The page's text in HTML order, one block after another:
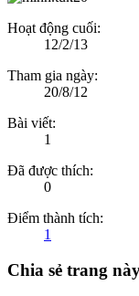
Hoạt động cuối:
12/2/13
Tham gia ngày:
20/8/12
Bài viết:
1
Đã được thích:
0
Điểm thành tích:
1
Chia sẻ trang